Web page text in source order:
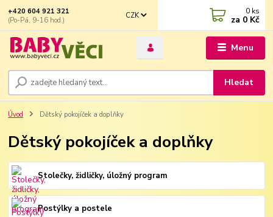
Menu
CZK
Hledat
+420 604 921 321
(Po-Pá, 9-16 hod.)
0 ks
za 0 Kč
Úvod Dětský pokojíček a doplňky
Dětský pokojíček a doplňky
Stolečky, židličky, úložný program
Postýlky a postele